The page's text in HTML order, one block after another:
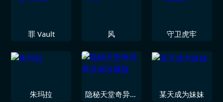
罪 Vault 风 守卫虎牢
朱玛拉
隐秘天堂奇异果
某天成为妹妹